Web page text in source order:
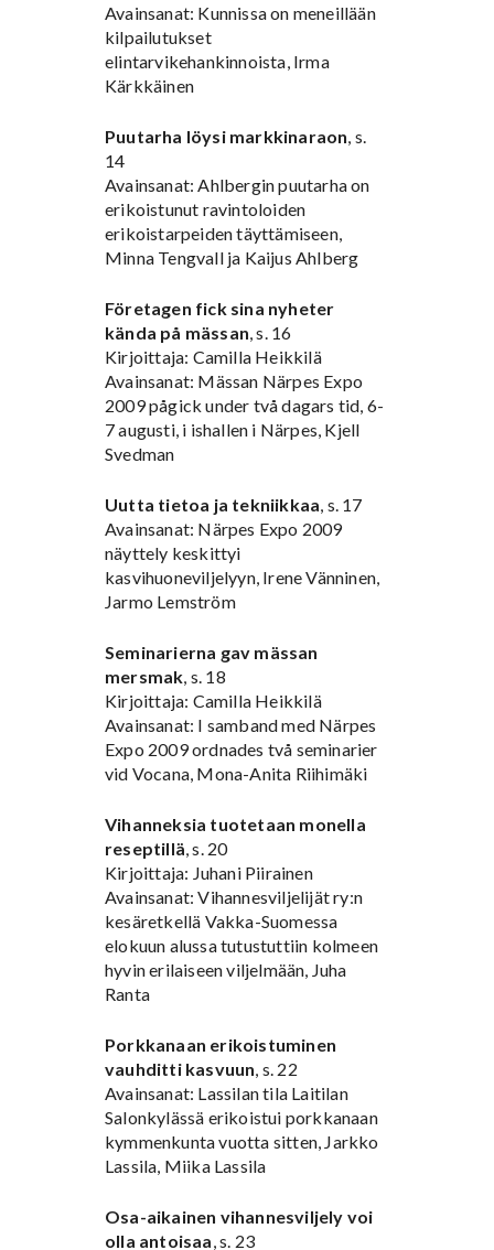
Avainsanat: Kunnissa on meneillään
kilpailutukset
elintarvikehankinnoista, Irma
Kärkkäinen
Puutarha löysi markkinaraon, s.
14
Avainsanat: Ahlbergin puutarha on
erikoistunut ravintoloiden
erikoistarpeiden täyttämiseen,
Minna Tengvall ja Kaijus Ahlberg
Företagen fick sina nyheter
kända på mässan, s. 16
Kirjoittaja: Camilla Heikkilä
Avainsanat: Mässan Närpes Expo
2009 pågick under två dagars tid, 6-
7 augusti, i ishallen i Närpes, Kjell
Svedman
Uutta tietoa ja tekniikkaa, s. 17
Avainsanat: Närpes Expo 2009
näyttely keskittyi
kasvihuoneviljelyyn, Irene Vänninen,
Jarmo Lemström
Seminarierna gav mässan
mersmak, s. 18
Kirjoittaja: Camilla Heikkilä
Avainsanat: I samband med Närpes
Expo 2009 ordnades två seminarier
vid Vocana, Mona-Anita Riihimäki
Vihanneksia tuotetaan monella
reseptillä, s. 20
Kirjoittaja: Juhani Piirainen
Avainsanat: Vihannesviljelijät ry:n
kesäretkellä Vakka-Suomessa
elokuun alussa tutustuttiin kolmeen
hyvin erilaiseen viljelmään, Juha
Ranta
Porkkanaan erikoistuminen
vauhditti kasvuun, s. 22
Avainsanat: Lassilan tila Laitilan
Salonkylässä erikoistui porkkanaan
kymmenkunta vuotta sitten, Jarkko
Lassila, Miika Lassila
Osa-aikainen vihannesviljely voi
olla antoisaa, s. 23